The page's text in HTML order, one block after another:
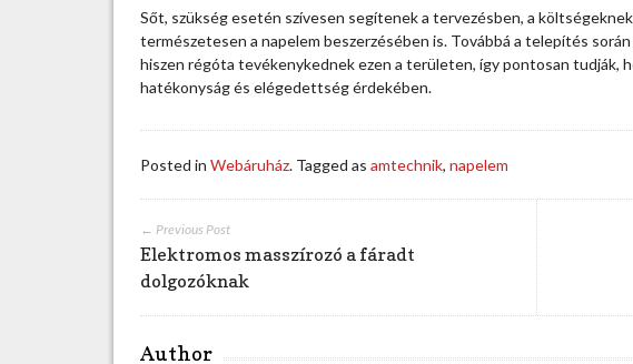
t
o
t
t
l
h
e
g
Sőt, szükség esetén szívesen segítenek a tervezésben, a
természetesen a napelem beszerzésében is. Továbbá a telepítés
hiszen régóta tevékenykednek ezen a területen, így pontosan tudják,
hatékonyság és elégedettség érdekében.
Posted inWebáruház. Tagged asamtechnik,napelem
← Previous Post
Elektromos masszírozó a fáradt
dolgozóknak
Author